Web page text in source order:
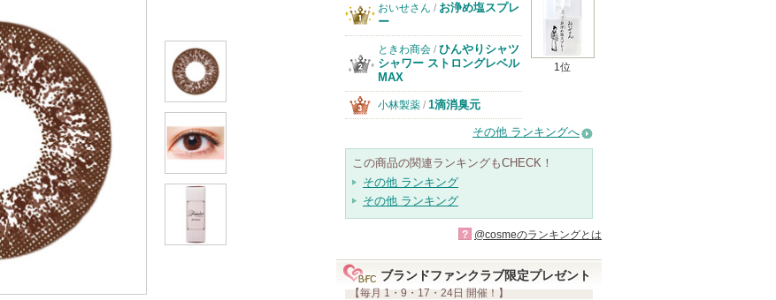
1位
おいせさん / お浄め塩スプレ
ー
ときわ商会 / ひんやりシャツ
シャワー ストロングレベル
MAX
小林製薬 / 1滴消臭元
その他 ランキングへ
この商品の関連ランキングもCHECK！
その他 ランキング
その他 ランキング
? @cosmeのランキングとは
ブランドファンクラブ限定プレゼント
【毎月 1・9・17・24日 開催！】